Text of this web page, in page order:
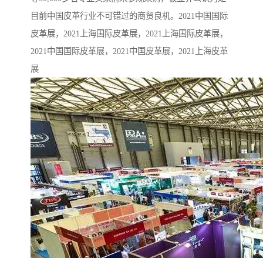
目前中国皮革行业不可错过的商贸良机。2021中国国际
皮革展，2021上海国际皮革展，2021上海国际皮革展，
2021中国国际皮革展，2021中国皮革展，2021上海皮革
展